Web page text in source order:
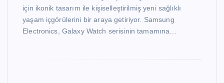
için ikonik tasarım ile kişiselleştirilmiş yeni sağlıklı
yaşam içgörülerini bir araya getiriyor. Samsung
Electronics, Galaxy Watch serisinin tamamına…